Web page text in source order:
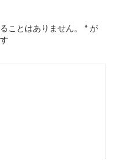
ことはありません。 * が